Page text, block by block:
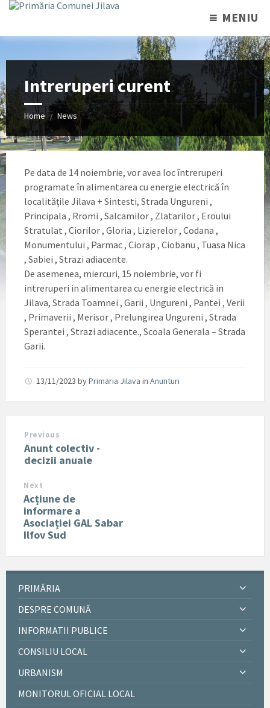
MENIU
Intreruperi curent
Home / News
Pe data de 14 noiembrie, vor avea loc întreruperi
programate în alimentarea cu energie electrică în
localitățile Jilava + Sintesti, Strada Ungureni ,
Principala , Rromi , Salcamilor , Zlatarilor , Eroului
Stratulat , Ciorilor , Gloria , Lizierelor , Codana ,
Monumentului , Parmac , Ciorap , Ciobanu , Tuasa Nica
, Sabiei , Strazi adiacente.
De asemenea, miercuri, 15 noiembrie, vor fi
intreruperi in alimentarea cu energie electrică in
Jilava, Strada Toamnei , Garii , Ungureni , Pantei , Verii
, Primaverii , Merisor , Prelungirea Ungureni , Strada
Sperantei , Strazi adiacente., Scoala Generala – Strada
Garii.
13/11/2023 byPrimaria Jilava in Anunturi
Previous
Anunt colectiv -
decizii anuale
Next
Acțiune de
informare a
Asociației GAL Sabar
Ilfov Sud
PRIMĂRIA
DESPRE COMUNĂ
INFORMATII PUBLICE
CONSILIU LOCAL
URBANISM
MONITORUL OFICIAL LOCAL